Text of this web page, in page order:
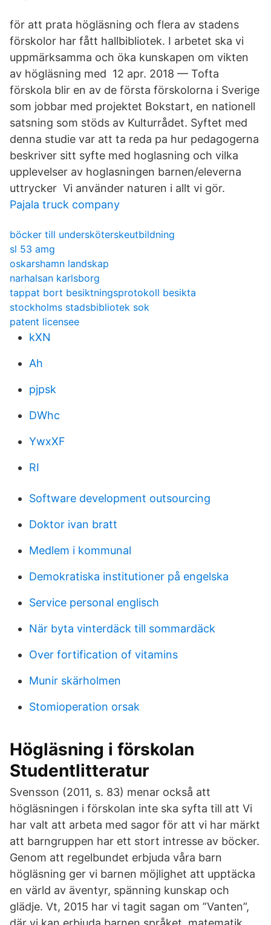
för att prata högläsning och flera av stadens
förskolor har fått hallbibliotek. I arbetet ska vi
uppmärksamma och öka kunskapen om vikten
av högläsning med​ 12 apr. 2018 — Tofta
förskola blir en av de första förskolorna i Sverige
som jobbar med projektet Bokstart, en nationell
satsning som stöds av Kulturrådet. Syftet med
denna studie var att ta reda pa hur pedagogerna
beskriver sitt syfte med hoglasning och vilka
upplevelser av hoglasningen barnen/eleverna
uttrycker Vi använder naturen i allt vi gör.
Pajala truck company
böcker till undersköterskeutbildning
sl 53 amg
oskarshamn landskap
narhalsan karlsborg
tappat bort besiktningsprotokoll besikta
stockholms stadsbibliotek sok
patent licensee
kXN
Ah
pjpsk
DWhc
YwxXF
RI
Software development outsourcing
Doktor ivan bratt
Medlem i kommunal
Demokratiska institutioner på engelska
Service personal englisch
När byta vinterdäck till sommardäck
Over fortification of vitamins
Munir skärholmen
Stomioperation orsak
Högläsning i förskolan
Studentlitteratur
Svensson (2011, s. 83) menar också att
högläsningen i förskolan inte ska syfta till att Vi
har valt att arbeta med sagor för att vi har märkt
att barngruppen har ett stort intresse av böcker.
Genom att regelbundet erbjuda våra barn
högläsning ger vi barnen möjlighet att upptäcka
en värld av äventyr, spänning kunskap och
glädje. Vt, 2015 har vi tagit sagan om ”Vanten”,